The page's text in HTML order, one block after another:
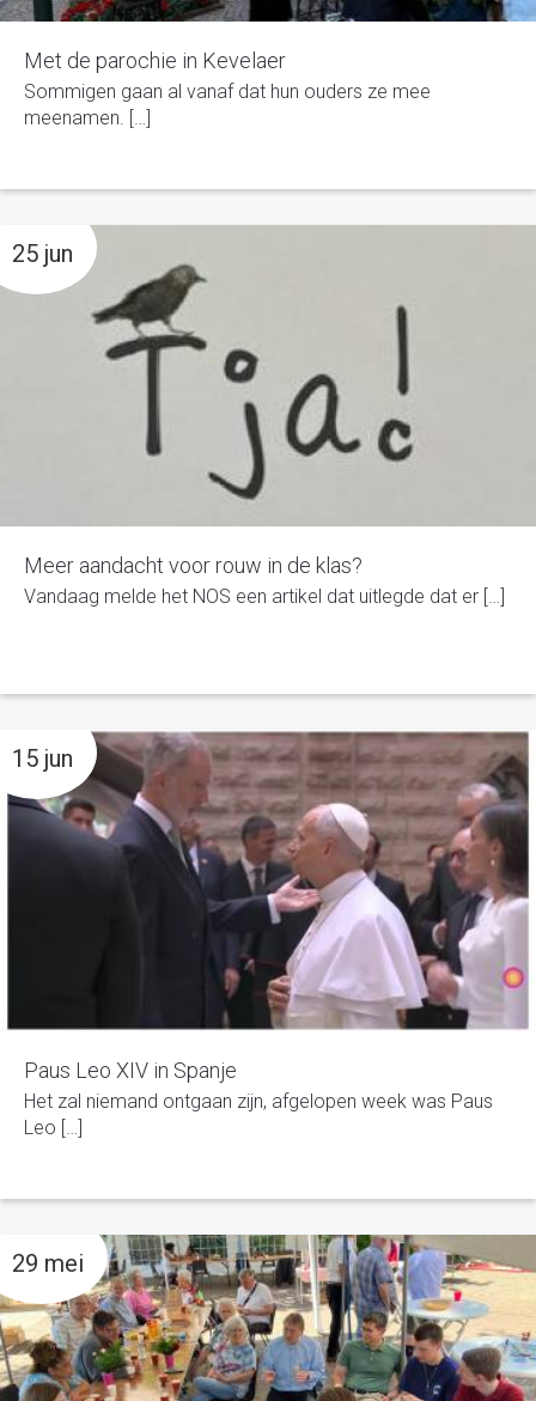
Met de parochie in Kevelaer
Sommigen gaan al vanaf dat hun ouders ze mee
meenamen. […]
Meer aandacht voor rouw in de klas?
Vandaag melde het NOS een artikel dat uitlegde dat er […]
25 jun
Paus Leo XIV in Spanje
Het zal niemand ontgaan zijn, afgelopen week was Paus
Leo […]
15 jun
29 mei